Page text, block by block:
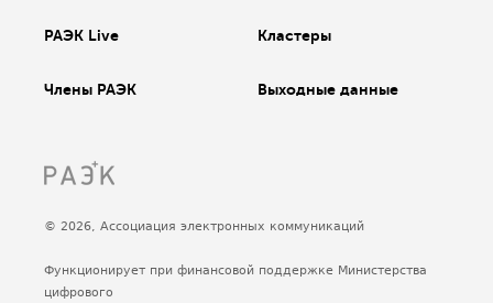
РАЭК Live Кластеры
Члены РАЭК Выходные данные
© 2026, Ассоциация электронных коммуникаций
Функционирует при финансовой поддержке Министерства
цифрового